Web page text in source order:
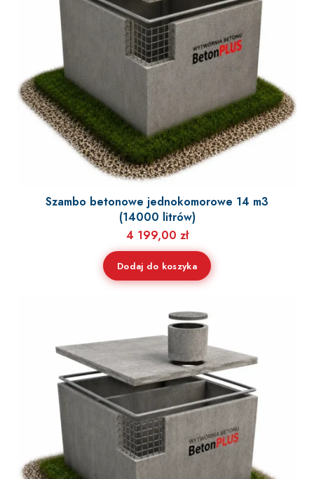
Szambo betonowe jednokomorowe 14 m3
(14000 litrów)
4 199,00 zł
Dodaj do koszyka